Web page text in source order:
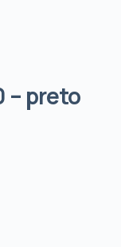
– preto